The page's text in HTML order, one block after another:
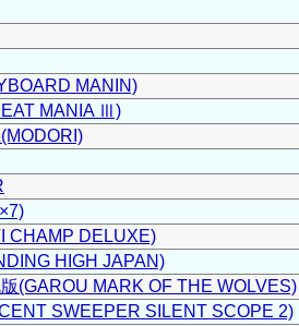
MANIN)
MANIA Ⅲ)
CHAMP DELUXE)
HIGH JAPAN)
(GAROU MARK OF THE WOLVES)
SWEEPER SILENT SCOPE 2)